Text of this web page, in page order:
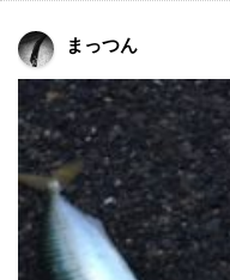
まっつん